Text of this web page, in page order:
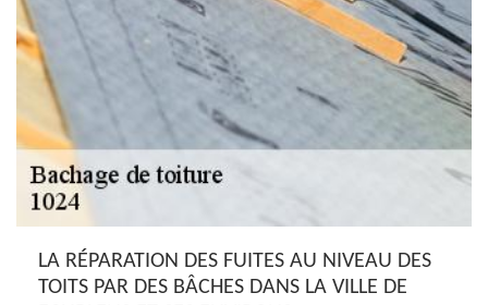
LA RÉPARATION DES FUITES AU NIVEAU DES
TOITS PAR DES BÂCHES DANS LA VILLE DE